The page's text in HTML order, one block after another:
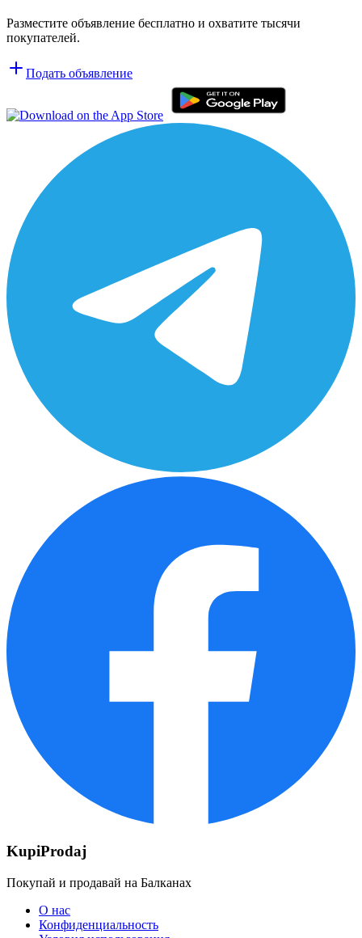
Разместите объявление бесплатно и охватите тысячи
покупателей.
Подать объявление
KupiProdaj
Покупай и продавай на Балканах
О нас
Конфиденциальность